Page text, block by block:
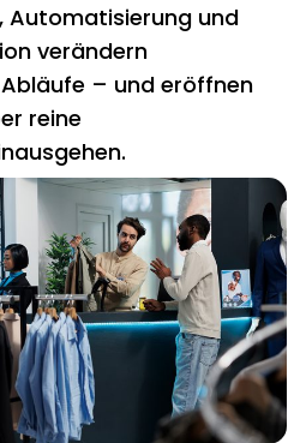
Automatisierung und
verändern
– und eröffnen
reine